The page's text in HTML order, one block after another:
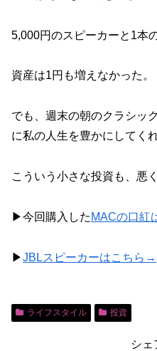
5,000円のスピーカーと1本
資産は1円も増えなかった。
でも、週末の朝のクラシッ
に私の人生を豊かにしてくれ
こういう小さな投資も、悪
▶今回購入した MACの口紅
▶JBLスピーカーはこちら→
ライフスタイル 投資
シェ